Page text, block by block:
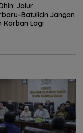
Jalur
Jangan
Korban Lagi